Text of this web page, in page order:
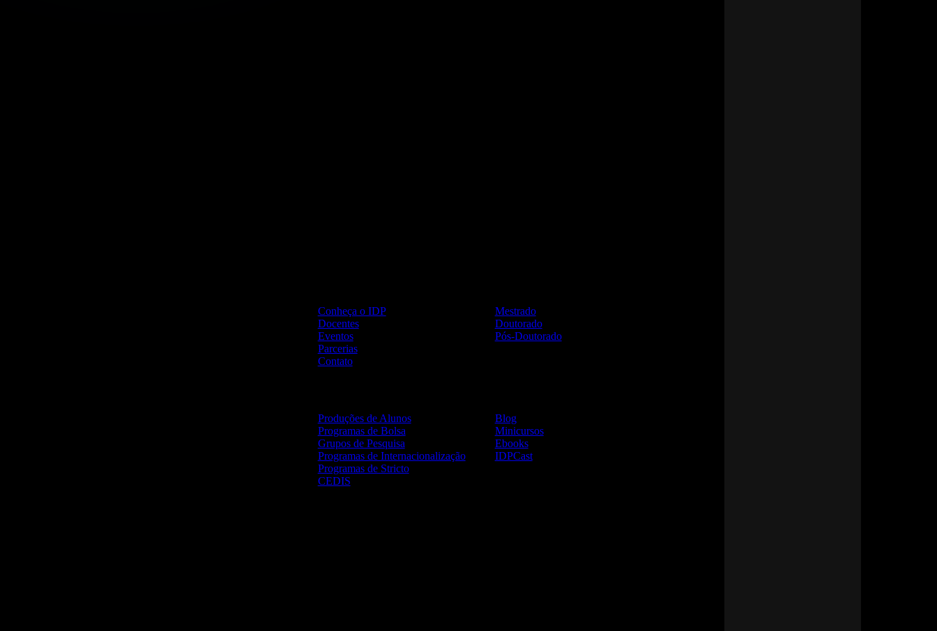
Conheça o IDP
Docentes
Eventos
Parcerias
Contato
Mestrado
Doutorado
Pós-Doutorado
Produções de Alunos
Programas de Bolsa
Grupos de Pesquisa
Programas de Internacionalização
Programas de Stricto
CEDIS
Blog
Minicursos
Ebooks
IDPCast